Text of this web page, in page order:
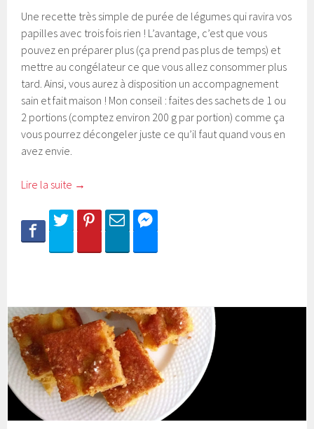
Une recette très simple de purée de légumes qui ravira vos
papilles avec trois fois rien ! L’avantage, c’est que vous
pouvez en préparer plus (ça prend pas plus de temps) et
mettre au congélateur ce que vous allez consommer plus
tard. Ainsi, vous aurez à disposition un accompagnement
sain et fait maison ! Mon conseil : faites des sachets de 1 ou
2 portions (comptez environ 200 g par portion) comme ça
vous pourrez décongeler juste ce qu’il faut quand vous en
avez envie.
Lire la suite →